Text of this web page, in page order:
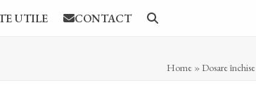
UTILE CONTACT
Home »Dosare închise